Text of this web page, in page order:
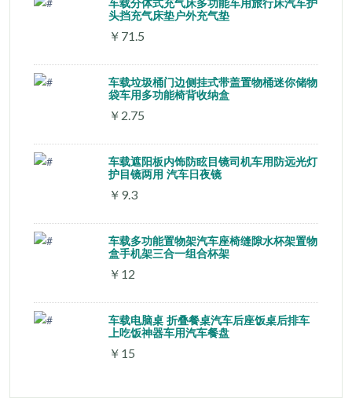
车载分体式充气床多功能车用旅行床汽车护
头挡充气床垫户外充气垫
￥71.5
车载垃圾桶门边侧挂式带盖置物桶迷你储物
袋车用多功能椅背收纳盒
￥2.75
车载遮阳板内饰防眩目镜司机车用防远光灯
护目镜两用 汽车日夜镜
￥9.3
车载多功能置物架汽车座椅缝隙水杯架置物
盒手机架三合一组合杯架
￥12
车载电脑桌 折叠餐桌汽车后座饭桌后排车
上吃饭神器车用汽车餐盘
￥15